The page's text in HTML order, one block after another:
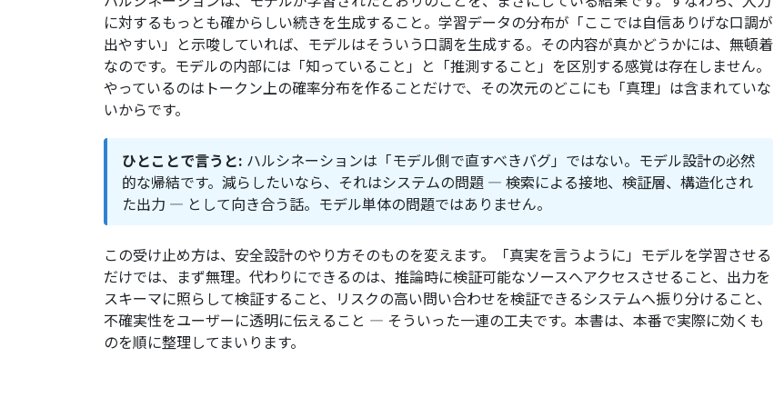
に対するもっとも確からしい続きを生成すること。学習データの分布が「ここでは自信ありげな口調が
出やすい」と示唆していれば、モデルはそういう口調を生成する。その内容が真かどうかには、無頓着
なのです。モデルの内部には「知っていること」と「推測すること」を区別する感覚は存在しません。
やっているのはトークン上の確率分布を作ることだけで、その次元のどこにも「真理」は含まれていな
いからです。
ひとことで言うと: ハルシネーションは「モデル側で直すべきバグ」ではない。モデル設計の必然
的な帰結です。減らしたいなら、それはシステムの問題 — 検索による接地、検証層、構造化され
た出力 — として向き合う話。モデル単体の問題ではありません。
この受け止め方は、安全設計のやり方そのものを変えます。「真実を言うように」モデルを学習させる
だけでは、まず無理。代わりにできるのは、推論時に検証可能なソースへアクセスさせること、出力を
スキーマに照らして検証すること、リスクの高い問い合わせを検証できるシステムへ振り分けること、
不確実性をユーザーに透明に伝えること — そういった一連の工夫です。本書は、本番で実際に効くも
のを順に整理してまいります。